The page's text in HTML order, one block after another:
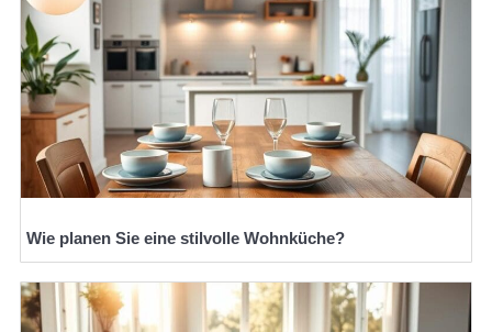
Wie planen Sie eine stilvolle Wohnküche?